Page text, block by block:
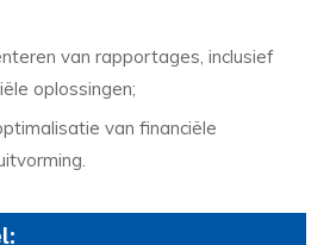
van rapportages, inclusief
oplossingen;
van financiële